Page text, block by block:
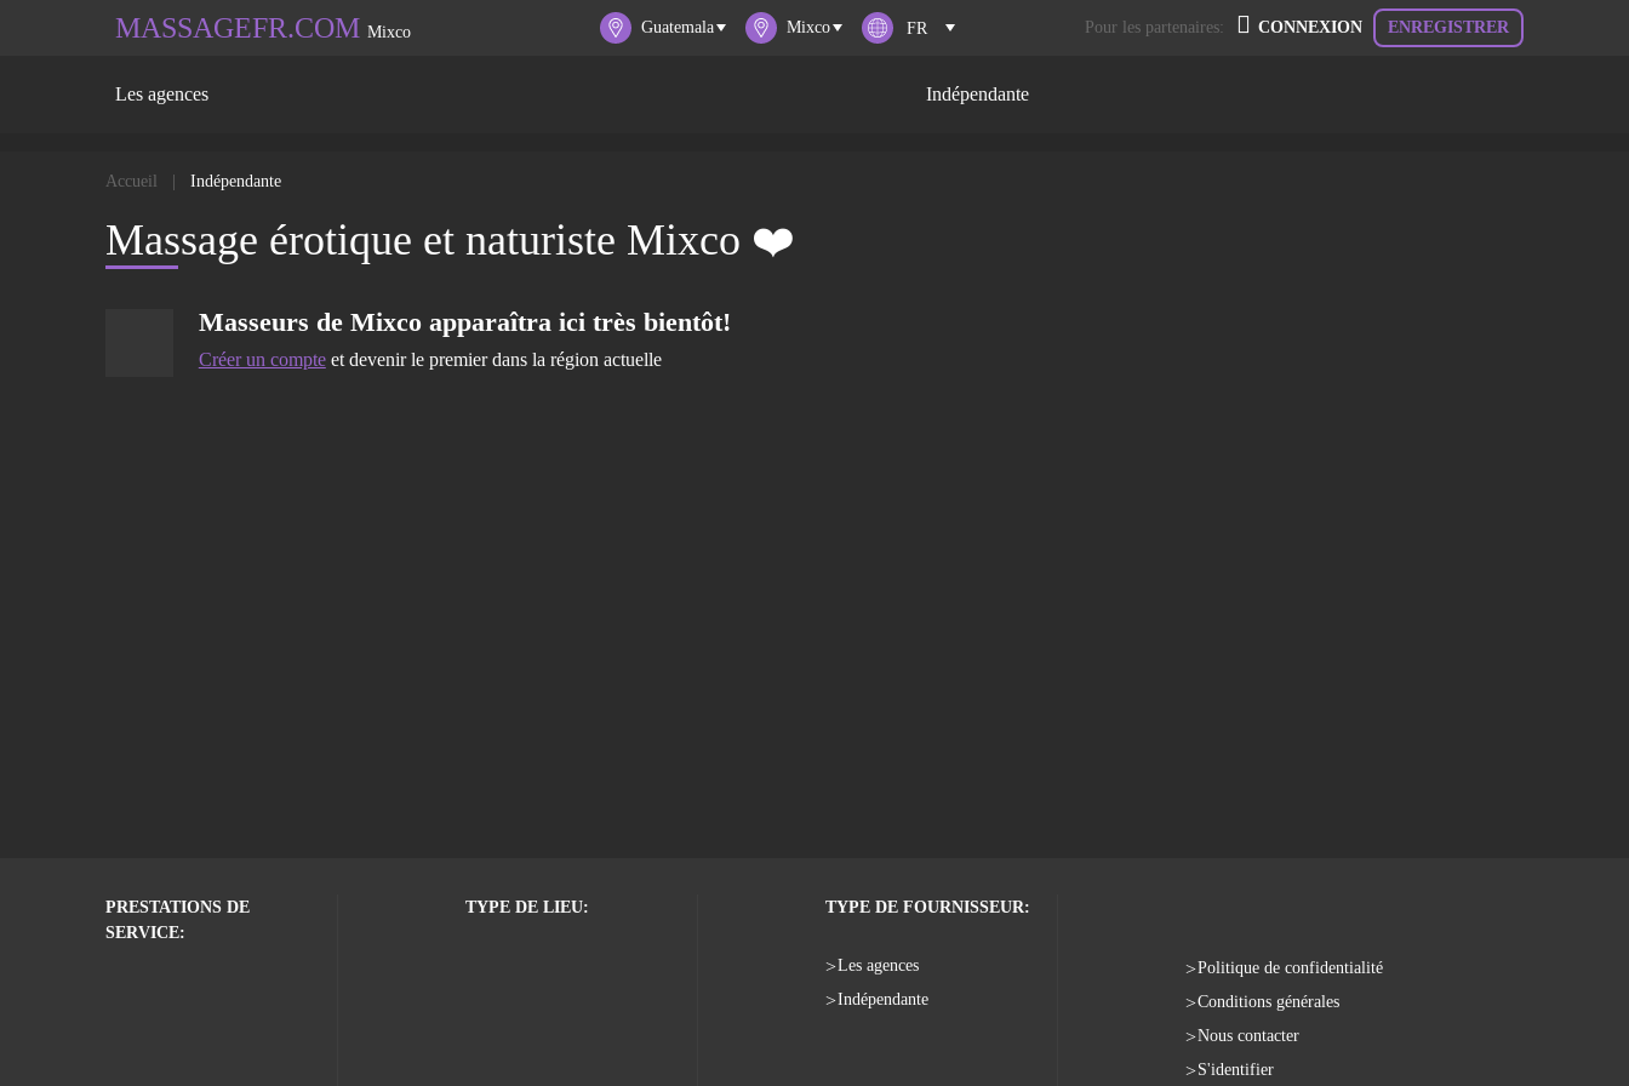
MASSAGEFR.COM Mixco Guatemala Mixco Pour les partenaires: CONNEXION ENREGISTRER
Les agences Indépendante
Accueil Indépendante
Massage érotique et naturiste Mixco ❤️
Masseurs de Mixcoapparaîtra ici très bientôt!
Créer un compteet devenir le premier dans la région actuelle
PRESTATIONS DE
SERVICE:
TYPE DE LIEU: TYPE DE FOURNISSEUR:
Les agences
Indépendante
Politique de confidentialité
Conditions générales
Nous contacter
S'identifier